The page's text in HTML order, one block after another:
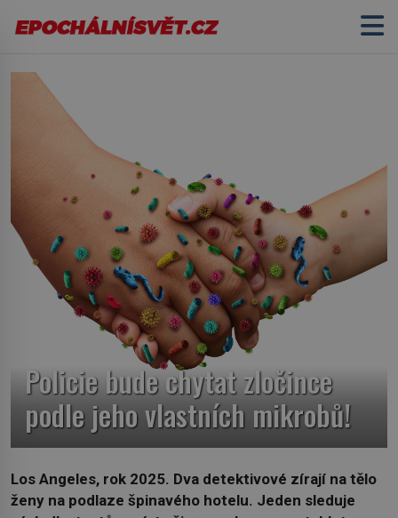
Policie bude chytat zločince
podle jeho vlastních mikrobů!
Los Angeles, rok 2025. Dva detektivové zírají na tělo
ženy na podlaze špinavého hotelu. Jeden sleduje